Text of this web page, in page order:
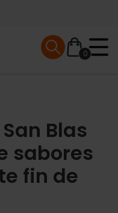
0
Mobile menu
Blas
sabores
fin de